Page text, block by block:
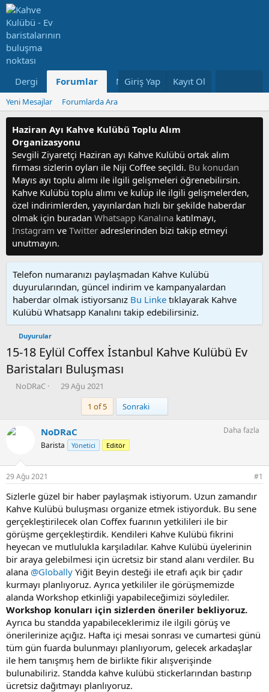
Dergi Forumlar Neler Yeni Kullanıcılar
Giriş Yap Kayıt Ol
Yeni Mesajlar Forumlarda Ara
Haziran Ayı Kahve Kulübü Toplu Alım
Organizasyonu
Sevgili Ziyaretçi Haziran ayı Kahve Kulübü ortak alım
firması sizlerin oyları ile Niji Coffee seçildi. Bu konudan
Mayıs ayı toplu alımı ile ilgili gelişmeleri öğrenebilirsin.
Kahve Kulübü toplu alımı ve kulüp ile ilgili gelişmelerden,
özel indirimlerden, yayınlardan hızlı bir şekilde haberdar
olmak için buradan Whatsapp Kanalına katılmayı,
Instagram ve Twitter adreslerinden bizi takip etmeyi
unutmayın.
Telefon numaranızı paylaşmadan Kahve Kulübü
duyurularından, güncel indirim ve kampanyalardan
haberdar olmak istiyorsanız Bu Linke tıklayarak Kahve
Kulübü Whatsapp Kanalını takip edebilirsiniz.
Duyurular
15-18 Eylül Coffex İstanbul Kahve Kulübü Ev
Baristaları Buluşması
K
y
a
ş
l
a
t
a
n
NoDRaC
B
a
g
t
a
r
i
h
i
29 Ağu 2021
1 of 5
Sonraki
NoDRaC
Barista Yönetici Editör
Daha fazla
29 Ağu 2021 #1
Sizlerle güzel bir haber paylaşmak istiyorum. Uzun zamandır
Kahve Kulübü buluşması organize etmek istiyorduk. Bu sene
gerçekleştirilecek olan Coffex fuarının yetkilileri ile bir
görüşme gerçekleştirdik. Kendileri Kahve Kulübü fikrini
heyecan ve mutlulukla karşıladılar. Kahve Kulübü üyelerinin
bir araya gelebilmesi için ücretsiz bir stand alanı verdiler. Bu
alana @Globally Yiğit Beyin desteği ile etrafı açık bir çadır
kurmayı planlıyoruz. Ayrıca yetkililer ile görüşmemizde
alanda Workshop etkinliği yapabileceğimizi söylediler.
Workshop konuları için sizlerden öneriler bekliyoruz.
Ayrıca bu standda yapabileceklerimiz ile ilgili görüş ve
önerilerinize açığız. Hafta içi mesai sonrası ve cumartesi günü
tüm gün fuarda bulunmayı planlıyorum, gelecek arkadaşlar
ile hem tanışmış hem de birlikte fikir alışverişinde
bulunabiliriz. Standda kahve kulübü stickerlarından bastırıp
ücretsiz dağıtmayı planlıyoruz.